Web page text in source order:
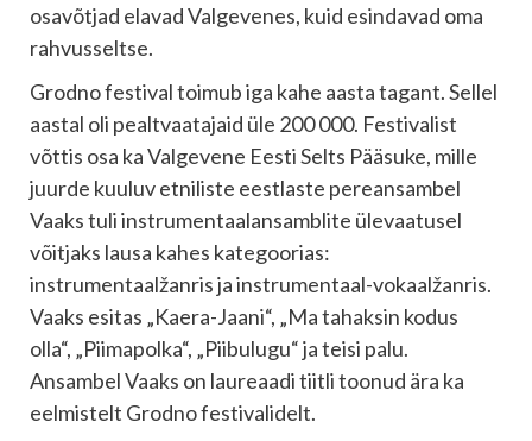
osavõtjad elavad Valgevenes, kuid esindavad oma
rahvusseltse.
Grodno festival toimub iga kahe aasta tagant. Sellel
aastal oli pealtvaatajaid üle 200 000. Festivalist
võttis osa ka Valgevene Eesti Selts Pääsuke, mille
juurde kuuluv etniliste eestlaste pereansambel
Vaaks tuli instrumentaalansamblite ülevaatusel
võitjaks lausa kahes kategoorias:
instrumentaalžanris ja instrumentaal-vokaalžanris.
Vaaks esitas „Kaera-Jaani“, „Ma tahaksin kodus
olla“, „Piimapolka“, „Piibulugu“ ja teisi palu.
Ansambel Vaaks on laureaadi tiitli toonud ära ka
eelmistelt Grodno festivalidelt.